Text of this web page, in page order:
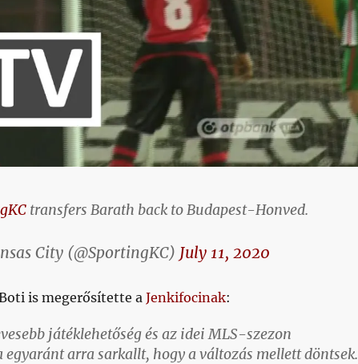
transfers Barath back to Budapest-Honved.
City (@SportingKC) July 11, 2020
is megerősítette a Jenkifocinak:
játéklehetőség és az idei MLS-szezon
arra sarkallt, hogy a változás mellett döntsek.